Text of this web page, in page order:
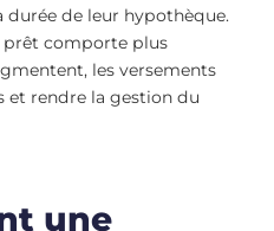
durée de leur hypothèque.
prêt comporte plus
les versements
et rendre la gestion du
une